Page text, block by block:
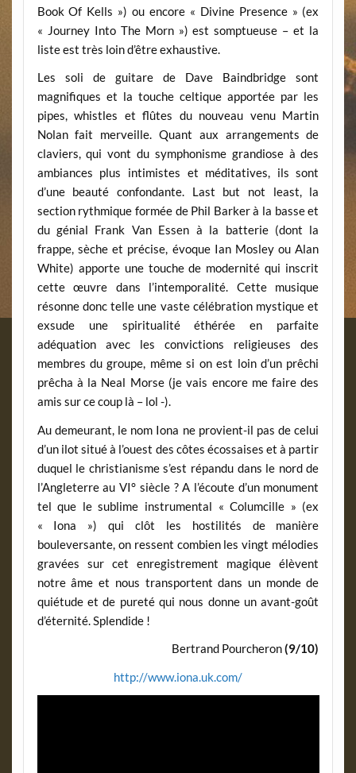
Book Of Kells ») ou encore « Divine Presence » (ex
« Journey Into The Morn ») est somptueuse – et la
liste est très loin d’être exhaustive.
Les soli de guitare de Dave Baindbridge sont
magnifiques et la touche celtique apportée par les
pipes, whistles et flûtes du nouveau venu Martin
Nolan fait merveille. Quant aux arrangements de
claviers, qui vont du symphonisme grandiose à des
ambiances plus intimistes et méditatives, ils sont
d’une beauté confondante. Last but not least, la
section rythmique formée de Phil Barker à la basse et
du génial Frank Van Essen à la batterie (dont la
frappe, sèche et précise, évoque Ian Mosley ou Alan
White) apporte une touche de modernité qui inscrit
cette œuvre dans l’intemporalité. Cette musique
résonne donc telle une vaste célébration mystique et
exsude une spiritualité éthérée en parfaite
adéquation avec les convictions religieuses des
membres du groupe, même si on est loin d’un prêchi
prêcha à la Neal Morse (je vais encore me faire des
amis sur ce coup là – lol -).
Au demeurant, le nom Iona ne provient-il pas de celui
d’un ilot situé à l’ouest des côtes écossaises et à partir
duquel le christianisme s’est répandu dans le nord de
l’Angleterre au VI° siècle ? A l’écoute d’un monument
tel que le sublime instrumental « Columcille » (ex
« Iona ») qui clôt les hostilités de manière
bouleversante, on ressent combien les vingt mélodies
gravées sur cet enregistrement magique élèvent
notre âme et nous transportent dans un monde de
quiétude et de pureté qui nous donne un avant-goût
d’éternité. Splendide !
Bertrand Pourcheron(9/10)
http://www.iona.uk.com/